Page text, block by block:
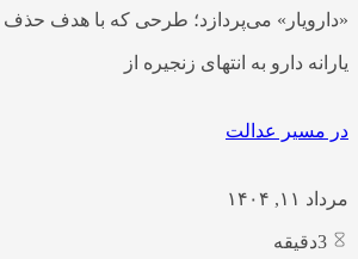
«دارویار» می‌پردازد؛ طرحی که با هدف حذف
یارانه دارو به انتهای زنجیره از
در مسیر عدالت
مرداد ۱۱, ۱۴۰۴
دقیقه